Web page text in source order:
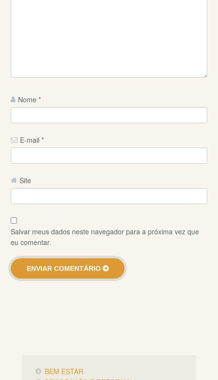
Nome*
E-mail*
Site
Salvar meus dados neste navegador para a próxima vez que
eu comentar.
BEM ESTAR